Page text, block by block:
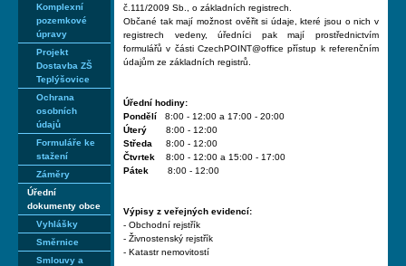
Komplexní
pozemkové
úpravy
Projekt
Dostavba ZŠ
Teplýšovice
Ochrana
osobních
údajů
Formuláře ke
stažení
Záměry
Úřední
dokumenty obce
Vyhlášky
Směrnice
Smlouvy a
č.111/2009 Sb., o základních registrech.
Občané tak mají možnost ověřit si údaje, které jsou o nich v
registrech vedeny, úředníci pak mají prostřednictvím
formulářů v části CzechPOINT@office přístup k referenčním
údajům ze základních registrů.
Úřední hodiny:
Pondělí
8:00 - 12:00 a 17:00 - 20:00
Úterý 8:00 - 12:00
Středa 8:00 - 12:00
Čtvrtek 8:00 - 12:00 a 15:00 - 17:00
Pátek8:00 - 12:00
Výpisy z veřejných evidencí:
- Obchodní rejstřík
- Živnostenský rejstřík
- Katastr nemovitostí